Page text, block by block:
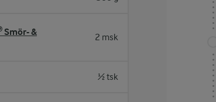
Smör- &
2 msk
½ tsk